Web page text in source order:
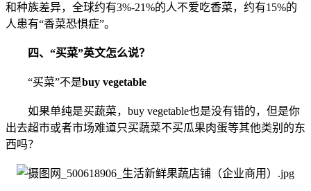
和种族差异，全球约有3%-21%的人不爱吃香菜，约有15%的
人患有“香菜恐惧症”。
四、“买菜”英文怎么说？
“买菜”不是buy vegetable
如果单纯是买蔬菜，buy vegetable也是没有错的，但是你
出去超市或者市场难道只买蔬菜不买瓜果肉蛋等其他类别的东
西吗？